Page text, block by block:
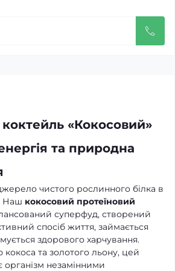
«Кокосовий»
та природна
чистого рослинного білка в
Наш кокосовий протеїновий
суперфуд, створений
спосіб життя, займається
здорового харчування.
та золотого льону, цей
організм незамінними